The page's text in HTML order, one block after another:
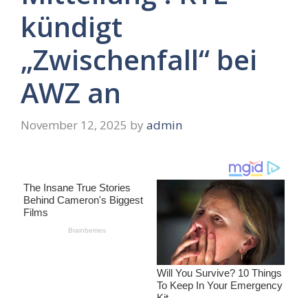
kündigt
„Zwischenfall“ bei
AWZ an
November 12, 2025 by admin